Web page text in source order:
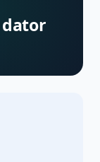
dator